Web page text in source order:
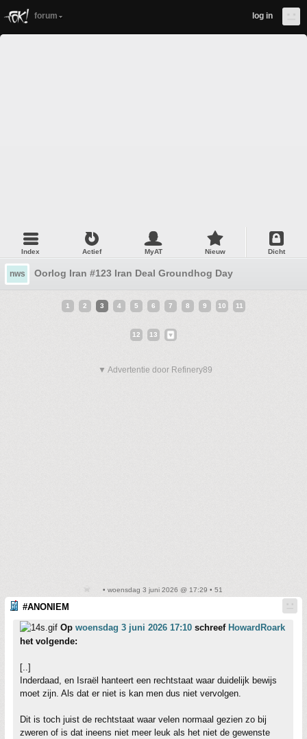
forum log in
Index Actief MyAT Nieuw Dicht
nws Oorlog Iran #123 Iran Deal Groundhog Day
1 2 3 4 5 6 7 8 9 10 11
12 13
▼ Advertentie door Refinery89
• woensdag 3 juni 2026 @ 17:29 • 51
#ANONIEM
Op woensdag 3 juni 2026 17:10 schreef HowardRoark
het volgende:
[..]
Inderdaad, en Israël hanteert een rechtstaat waar duidelijk bewijs
moet zijn. Als dat er niet is kan men dus niet vervolgen.
Dit is toch juist de rechtstaat waar velen normaal gezien zo bij
zweren of is dat ineens niet meer leuk als het niet de gewenste